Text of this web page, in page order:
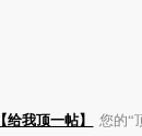
【给我顶一帖】 您的“